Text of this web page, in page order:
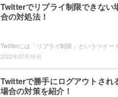
Twitterでリプライ制限できない
合の対処法！
2022年07月16日
Twitterで勝手にログアウトされ
場合の対策を紹介！